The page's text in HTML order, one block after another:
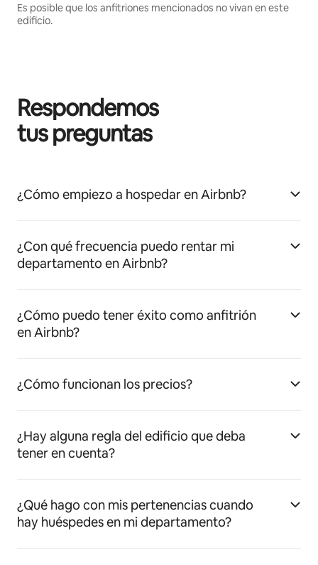
Es posible que los anfitriones mencionados no vivan en este
edificio.
Respondemos
tus preguntas
¿Cómo empiezo a hospedar en Airbnb?
¿Con qué frecuencia puedo rentar mi
departamento en Airbnb?
¿Cómo puedo tener éxito como anfitrión
en Airbnb?
¿Cómo funcionan los precios?
¿Hay alguna regla del edificio que deba
tener en cuenta?
¿Qué hago con mis pertenencias cuando
hay huéspedes en mi departamento?